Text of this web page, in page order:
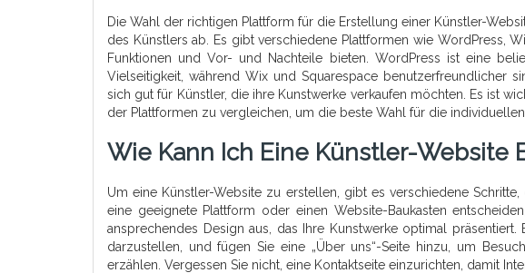
Die Wahl der richtigen Plattform für die Erstellung einer Künstler-
des Künstlers ab. Es gibt verschiedene Plattformen wie WordPress,
Funktionen und Vor- und Nachteile bieten. WordPress ist eine
Vielseitigkeit, während Wix und Squarespace benutzerfreundlicher
sich gut für Künstler, die ihre Kunstwerke verkaufen möchten. Es ist
der Plattformen zu vergleichen, um die beste Wahl für die
Wie Kann Ich Eine Künstler-Website
Um eine Künstler-Website zu erstellen, gibt es verschiedene
eine geeignete Plattform oder einen Website-Baukasten
ansprechendes Design aus, das Ihre Kunstwerke optimal
darzustellen, und fügen Sie eine „Über uns“-Seite hinzu, um
erzählen. Vergessen Sie nicht, eine Kontaktseite einzurichten, damit